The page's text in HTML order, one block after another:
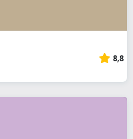
8,8